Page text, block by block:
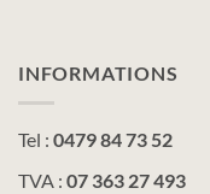
INFORMATIONS
Tel : 0479 84 73 52
TVA : 07 363 27 493